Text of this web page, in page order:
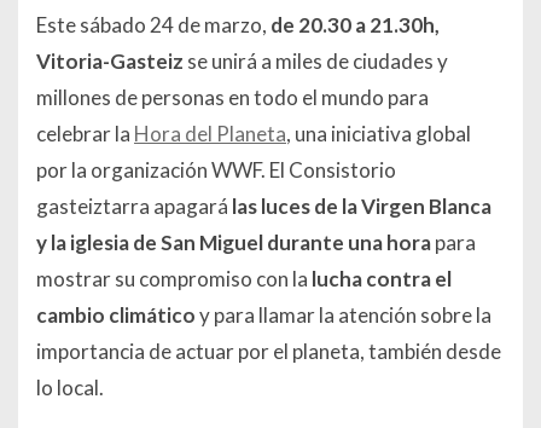
Este sábado 24 de marzo, de 20.30 a 21.30h,
Vitoria-Gasteiz se unirá a miles de ciudades y
millones de personas en todo el mundo para
celebrar la Hora del Planeta, una iniciativa global
por la organización WWF. El Consistorio
gasteiztarra apagará las luces de la Virgen Blanca
y la iglesia de San Miguel durante una horapara
mostrar su compromiso con la lucha contra el
cambio climáticoy para llamar la atención sobre la
importancia de actuar por el planeta, también desde
lo local.